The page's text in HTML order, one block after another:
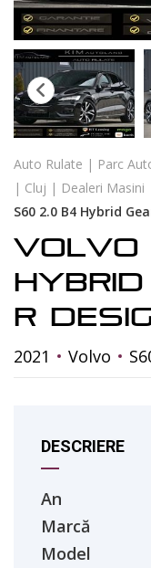
Auto Rulate | Parc
| Cluj | Dealeri Masini
S60 2.0 B4 Hybrid
R
2021 Volvo
DESCRIERE
An
Marcă
Model